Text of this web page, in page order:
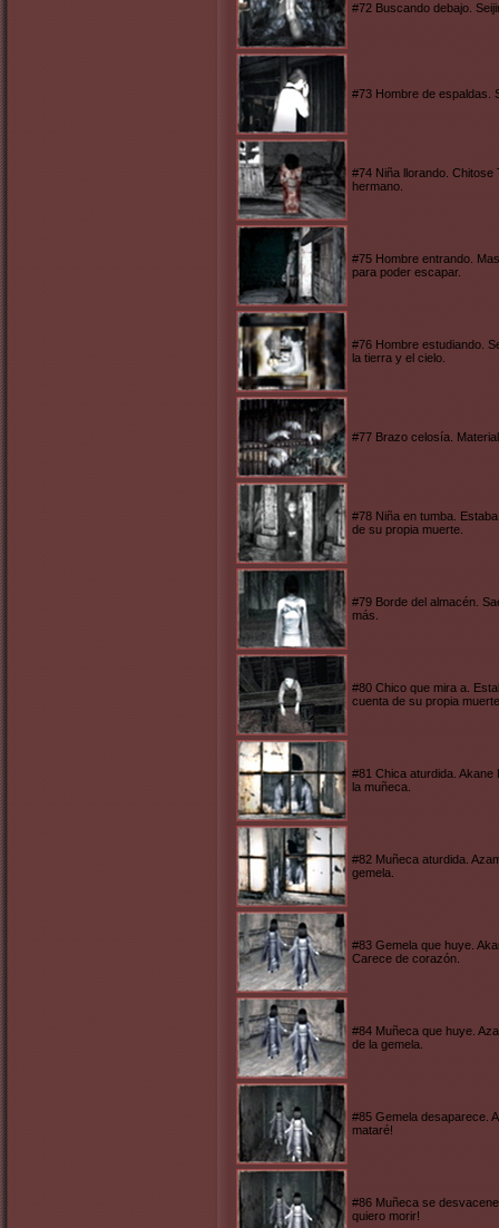
#72 Buscando debajo.
#73 Hombre de espaldas.
#74 Niña llorando. Chitose
hermano.
#75 Hombre entrando.
para poder escapar.
#76 Hombre estudiando.
la tierra y el cielo.
#77 Brazo celosía.
#78 Niña en tumba.
de su propia muerte.
#79 Borde del almacén.
más.
#80 Chico que mira a.
cuenta de su propia
#81 Chica aturdida.
la muñeca.
#82 Muñeca aturdida.
gemela.
#83 Gemela que huye.
Carece de corazón.
#84 Muñeca que huye.
de la gemela.
#85 Gemela desaparece.
mataré!
#86 Muñeca se
quiero morir!